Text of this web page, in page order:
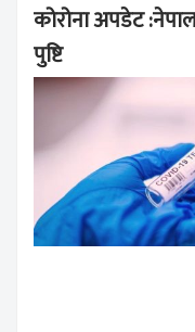
कोरोना अपडेट
पुष्टि